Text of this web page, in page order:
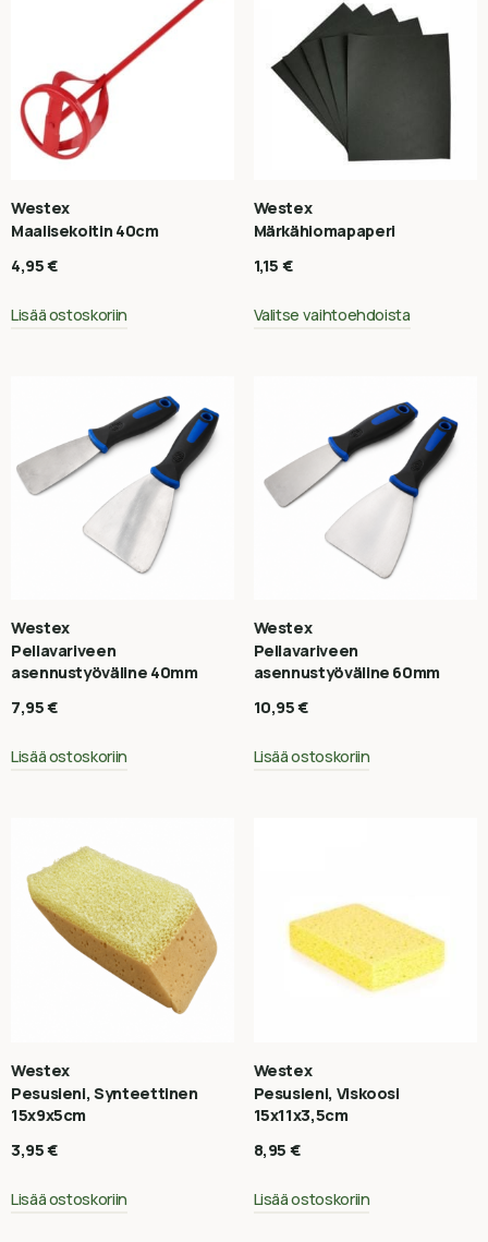
Westex
Maalisekoitin 40cm
4,95€
Lisää ostoskoriin
Westex
Märkähiomapaperi
1,15 €
Valitse vaihtoehdoista
Westex
Pellavariveen
asennustyöväline 40mm
7,95€
Lisää ostoskoriin
Westex
Pellavariveen
asennustyöväline 60mm
10,95€
Lisää ostoskoriin
Westex
Pesusieni, Synteettinen
15x9x5cm
3,95€
Lisää ostoskoriin
Westex
Pesusieni, Viskoosi
15x11x3,5cm
8,95 €
Lisää ostoskoriin